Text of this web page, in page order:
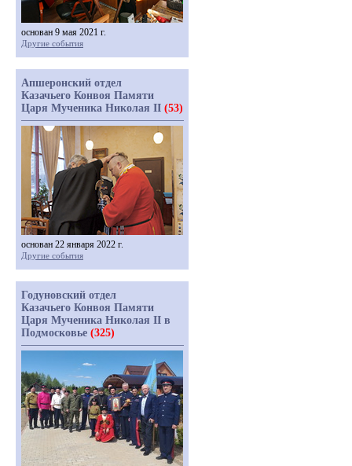
основан 9 мая 2021 г.
Другие события
Апшеронский отдел
Казачьего Конвоя Памяти
Царя Мученика Николая II (53)
основан 22 января 2022 г.
Другие события
Годуновский отдел
Казачьего Конвоя Памяти
Царя Мученика Николая II в
Подмосковье (325)